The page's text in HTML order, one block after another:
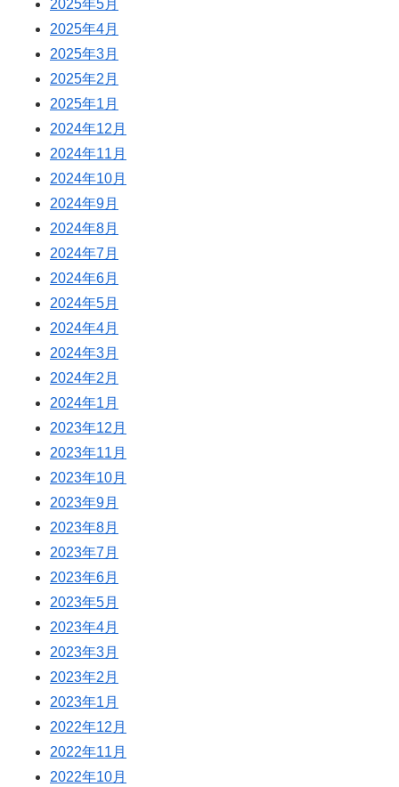
2025年5月
2025年4月
2025年3月
2025年2月
2025年1月
2024年12月
2024年11月
2024年10月
2024年9月
2024年8月
2024年7月
2024年6月
2024年5月
2024年4月
2024年3月
2024年2月
2024年1月
2023年12月
2023年11月
2023年10月
2023年9月
2023年8月
2023年7月
2023年6月
2023年5月
2023年4月
2023年3月
2023年2月
2023年1月
2022年12月
2022年11月
2022年10月